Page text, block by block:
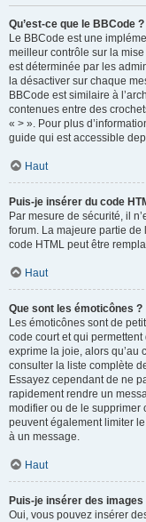
Qu’est-ce que le BBCode ?
Le BBCode est une
meilleur contrôle sur la mise
est déterminée par les
la désactiver sur chaque
BBCode est similaire à
contenues entre des
« > ». Pour plus
guide qui est accessible
Haut
Puis-je insérer du code
Par mesure de sécurité, il
forum. La majeure partie
code HTML peut être
Haut
Que sont les émoticônes ?
Les émoticônes sont de
code court et qui permettent
exprime la joie, alors qu’au
consulter la liste complète
Essayez cependant de ne
rapidement rendre un
modifier ou de le supprimer
peuvent également limiter
à un message.
Haut
Puis-je insérer des images
Oui, vous pouvez insérer